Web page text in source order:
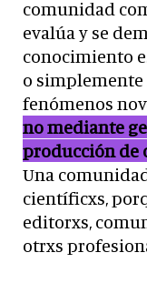
comunidad
evalúa y se
conocimiento
o simplemente
fenómenos
no mediante
producción de
Una
científicxs,
editorxs,
otrxs